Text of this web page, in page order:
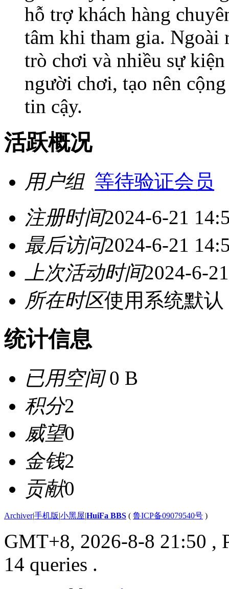
hỗ trợ khách hàng
tâm khi tham gia. Ngoài
trò chơi và nhiều sự
người chơi, tạo nên
tin cậy.
活跃概况
用户组 等待验证会员
注册时间2024-6-21
最后访问2024-6-21
上次活动时间2024-6-
所在时区使用系统默认
统计信息
已用空间0 B
积分2
威望0
金钱2
贡献0
Archiver|手机版|小黑屋|HuiFa BBS ( 鲁ICP备09079540号 )
GMT+8, 2026-8-8 21:50 ,
14 queries .